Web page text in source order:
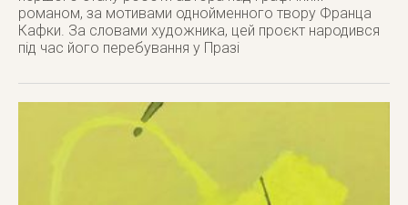
романом, за мотивами однойменного твору Франца
Кафки. За словами художника, цей проєкт народився
під час його перебування у Празі